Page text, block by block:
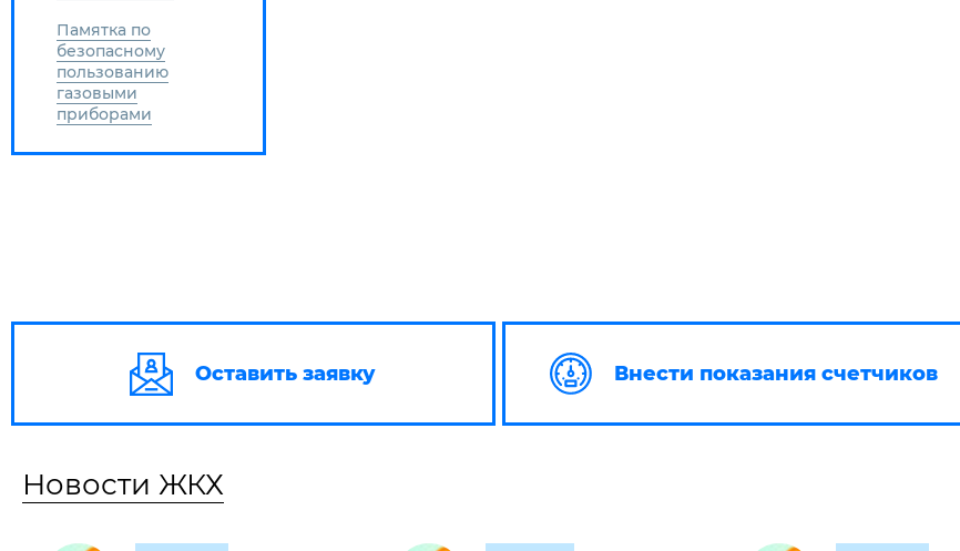
Памятка по
безопасному
пользованию
газовыми
приборами
Оставить заявку Внести показания счетчиков
Новости ЖКХ